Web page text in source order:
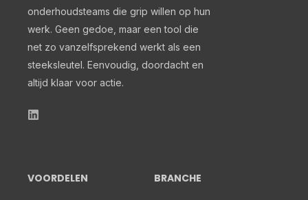
onderhoudsteams die grip willen op hun
werk. Geen gedoe, maar een tool die
net zo vanzelfsprekend werkt als een
steeksleutel. Eenvoudig, doordacht en
altijd klaar voor actie.
VOORDELEN BRANCHE